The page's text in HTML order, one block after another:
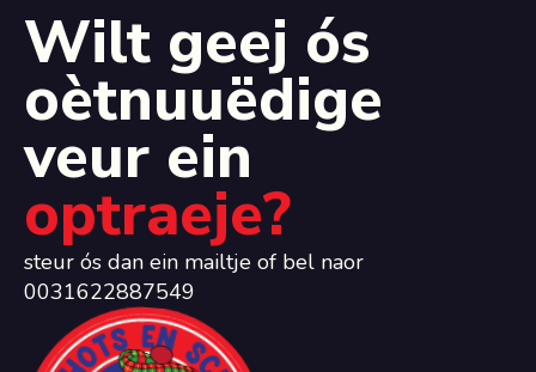
Wilt geej ós
oètnuuëdige
veur ein
optraeje?
steur ós dan ein mailtje of bel naor
0031622887549